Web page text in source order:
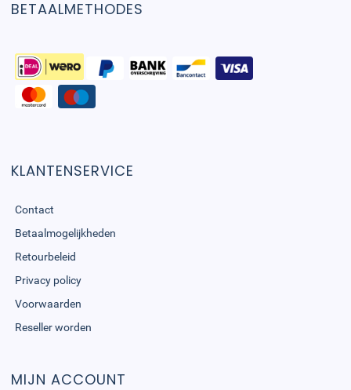
BETAALMETHODES
KLANTENSERVICE
Contact
Betaalmogelijkheden
Retourbeleid
Privacy policy
Voorwaarden
Reseller worden
MIJN ACCOUNT